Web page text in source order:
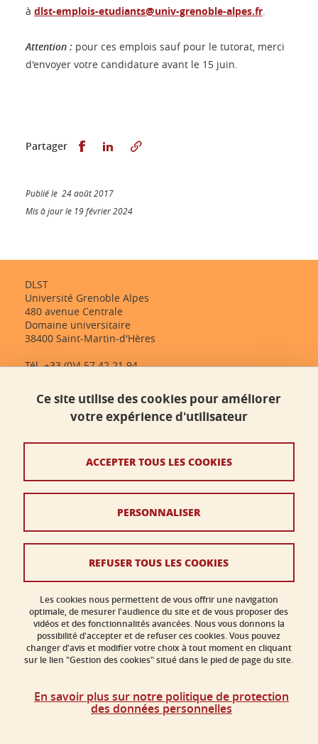
à dlst-emplois-etudiants@univ-grenoble-alpes.fr.
Attention : pour ces emplois sauf pour le tutorat, merci
d'envoyer votre candidature avant le 15 juin.
Partager Partager sur Facebook
Partager sur LinkedIn
Publié le 24 août 2017
Mis à jour le 19 février 2024
DLST
Université Grenoble Alpes
480 avenue Centrale
Domaine universitaire
38400 Saint-Martin-d'Hères
Tél. +33 (0)4 57 42 21 94
Crédits
Données personnelles
Politique des cookies
Gestion des cookies
Accessibilité : non conforme
Ce site utilise des cookies pour améliorer
votre expérience d'utilisateur
Les cookies nous permettent de vous offrir une navigation
optimale, de mesurer l'audience du site et de vous proposer des
vidéos et des fonctionnalités avancées. Nous vous donnons la
possibilité d'accepter et de refuser ces cookies. Vous pouvez
changer d'avis et modifier votre choix à tout moment en cliquant
sur le lien "Gestion des cookies" situé dans le pied de page du site.
En savoir plus sur notre politique de protection
des données personnelles
ACCEPTER TOUS LES COOKIES
REFUSER TOUS LES COOKIES
PERSONNALISER